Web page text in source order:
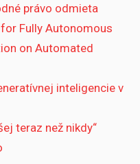
právo odmieta
Fully Autonomous
on Automated
inteligencie v
teraz než nikdy“